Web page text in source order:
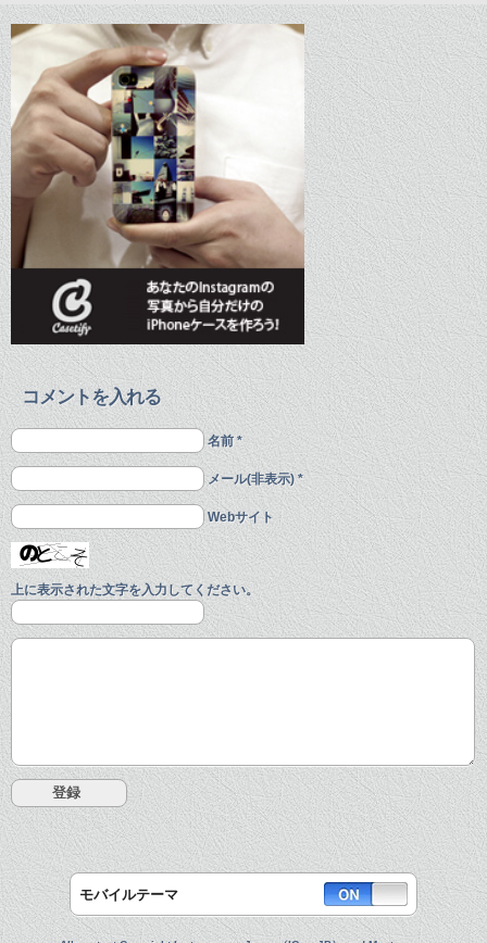
コメントを入れる
名前 *
メール(非表示) *
Webサイト
上に表示された文字を入力してください。
モバイルテーマ